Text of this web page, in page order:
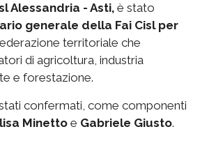
Alessandria - Asti, è stato
generale della Fai Cisl per
territoriale che
di agricoltura, industria
e forestazione.
confermati, come componenti
Minetto e Gabriele Giusto.